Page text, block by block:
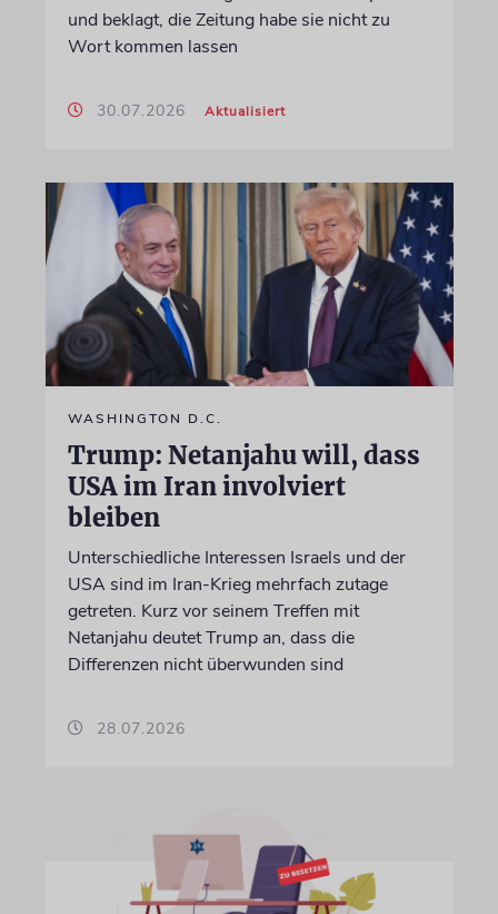
und beklagt, die Zeitung habe sie nicht zu
Wort kommen lassen
30.07.2026 Aktualisiert
WASHINGTON D.C.
Trump: Netanjahu will, dass
USA im Iran involviert
bleiben
Unterschiedliche Interessen Israels und der
USA sind im Iran-Krieg mehrfach zutage
getreten. Kurz vor seinem Treffen mit
Netanjahu deutet Trump an, dass die
Differenzen nicht überwunden sind
28.07.2026